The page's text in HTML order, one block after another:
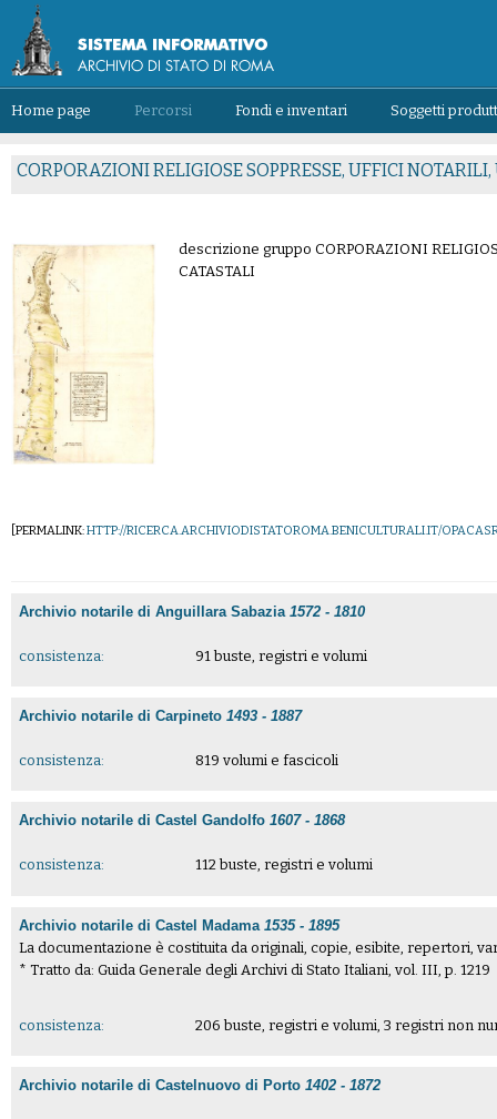
Home page Percorsi Fondi e inventari Soggetti
CORPORAZIONI RELIGIOSE SOPPRESSE, UFFICI NOTARILI,
descrizione gruppo CORPORAZIONI
CATASTALI
[PERMALINK:HTTP://RICERCA.ARCHIVIODISTATOROMA.BENICULTURALI.IT/
Archivio notarile di Anguillara Sabazia1572 - 1810
consistenza: 91 buste, registri e volumi
Archivio notarile di Carpineto1493 - 1887
consistenza: 819 volumi e fascicoli
Archivio notarile di Castel Gandolfo1607 - 1868
consistenza: 112 buste, registri e volumi
Archivio notarile di Castel Madama1535 - 1895
La documentazione è costituita da originali, copie, esibite, repertori,
* Tratto da: Guida Generale degli Archivi di Stato Italiani, vol. III, p. 1219
consistenza: 206 buste, registri e volumi, 3 registri non
Archivio notarile di Castelnuovo di Porto1402 - 1872